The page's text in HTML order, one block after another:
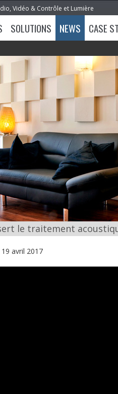
Vidéo & Contrôle et Lumière
SOLUTIONS NEWS CASE
le traitement
19 avril 2017